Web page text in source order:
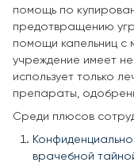
помощь по
предотвращению
помощи капельниц с
учреждение имеет
использует только
препараты,
Среди плюсов
врачебной